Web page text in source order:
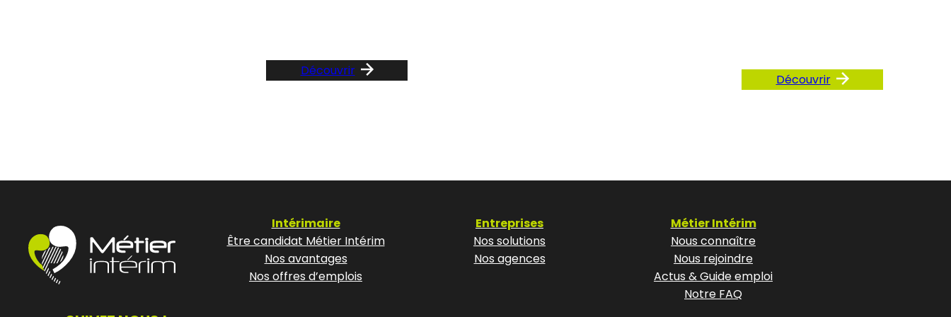
Découvrir
Découvrir
Intérimaire
Être candidat Métier Intérim
Nos avantages
Nos offres d’emplois
Entreprises
Nos solutions
Nos agences
Métier Intérim
Nous connaître
Nous rejoindre
Actus & Guide emploi
Notre FAQ